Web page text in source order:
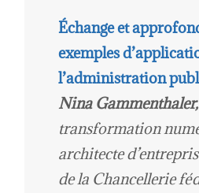
Échange et
exemples
l’administration
Nina Gammenthaler,
transformation
architecte
de la Chancellerie